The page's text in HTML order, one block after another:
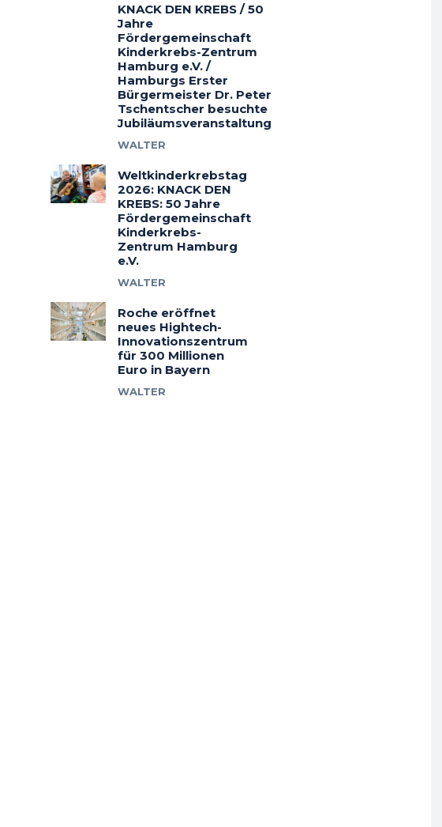
KNACK DEN KREBS / 50
Jahre
Fördergemeinschaft
Kinderkrebs-Zentrum
Hamburg e.V. /
Hamburgs Erster
Bürgermeister Dr. Peter
Tschentscher besuchte
Jubiläumsveranstaltung
WALTER
Weltkinderkrebstag
2026: KNACK DEN
KREBS: 50 Jahre
Fördergemeinschaft
Kinderkrebs-
Zentrum Hamburg
e.V.
WALTER
Roche eröffnet
neues Hightech-
Innovationszentrum
für 300 Millionen
Euro in Bayern
WALTER